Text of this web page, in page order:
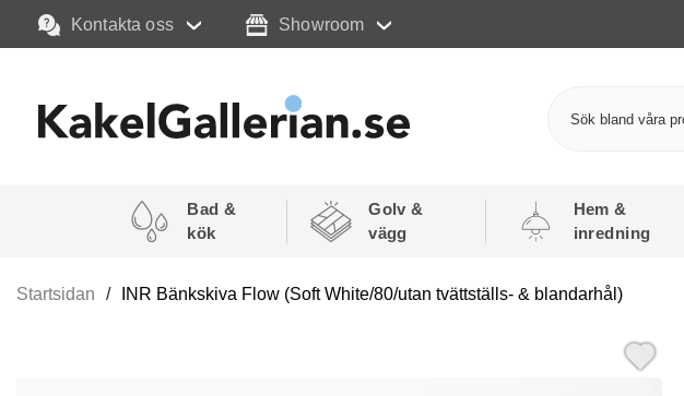
Kontakta oss Showroom
Bad &
kök
Golv &
vägg
Hem &
inredning
Startsidan INR Bänkskiva Flow (Soft White/80/utan tvättställs- & blandarhål)